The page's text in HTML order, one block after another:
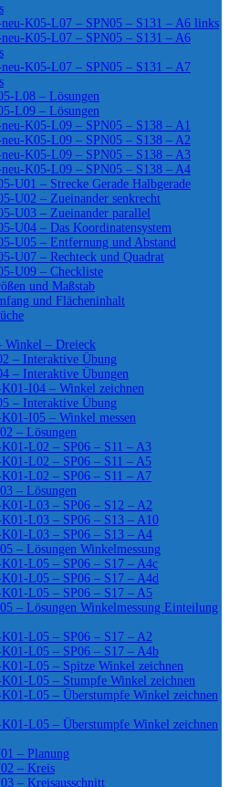
K05-L07 – SPN05 – S131 – A6 links
K05-L07 – SPN05 – S131 – A6
K05-L07 – SPN05 – S131 – A7
L08 – Lösungen
L09 – Lösungen
K05-L09 – SPN05 – S138 – A1
K05-L09 – SPN05 – S138 – A2
K05-L09 – SPN05 – S138 – A3
K05-L09 – SPN05 – S138 – A4
U01 – Strecke Gerade Halbgerade
U02 – Zueinander senkrecht
U03 – Zueinander parallel
U04 – Das Koordinatensystem
U05 – Entfernung und Abstand
U07 – Rechteck und Quadrat
U09 – Checkliste
und Maßstab
und Flächeninhalt
Winkel – Dreieck
– Interaktive Übung
– Interaktive Übungen
I04 – Winkel zeichnen
– Interaktive Übung
I05 – Winkel messen
– Lösungen
L02 – SP06 – S11 – A3
L02 – SP06 – S11 – A5
L02 – SP06 – S11 – A7
– Lösungen
L03 – SP06 – S12 – A2
L03 – SP06 – S13 – A10
L03 – SP06 – S13 – A4
– Lösungen Winkelmessung
L05 – SP06 – S17 – A4c
L05 – SP06 – S17 – A4d
L05 – SP06 – S17 – A5
– Lösungen Winkelmessung Einteilung
L05 – SP06 – S17 – A2
L05 – SP06 – S17 – A4b
L05 – Spitze Winkel zeichnen
L05 – Stumpfe Winkel zeichnen
L05 – Überstumpfe Winkel zeichnen
L05 – Überstumpfe Winkel zeichnen
– Planung
– Kreis
– Kreisausschnitt